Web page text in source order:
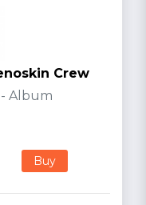
Crew
- Album
Buy